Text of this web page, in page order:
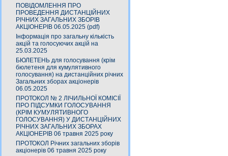
ПОВІДОМЛЕННЯ ПРО
ПРОВЕДЕННЯ ДИСТАНЦІЙНИХ
РІЧНИХ ЗАГАЛЬНИХ ЗБОРІВ
АКЦІОНЕРІВ 06.05.2025 (pdf)
Інформація про загальну кількість
акцій та голосуючих акцій на
25.03.2025
БЮЛЕТЕНЬ для голосування (крім
бюлетеня для кумулятивного
голосування) на дистанційних річних
Загальних зборах акціонерів
06.05.2025
ПРОТОКОЛ № 2 ЛІЧИЛЬНОЇ КОМІСІЇ
ПРО ПІДСУМКИ ГОЛОСУВАННЯ
(КРІМ КУМУЛЯТИВНОГО
ГОЛОСУВАННЯ) У ДИСТАНЦІЙНИХ
РІЧНИХ ЗАГАЛЬНИХ ЗБОРАХ
АКЦІОНЕРІВ 06 травня 2025 року
ПРОТОКОЛ Річних загальних зборів
акціонерів 06 травня 2025 року